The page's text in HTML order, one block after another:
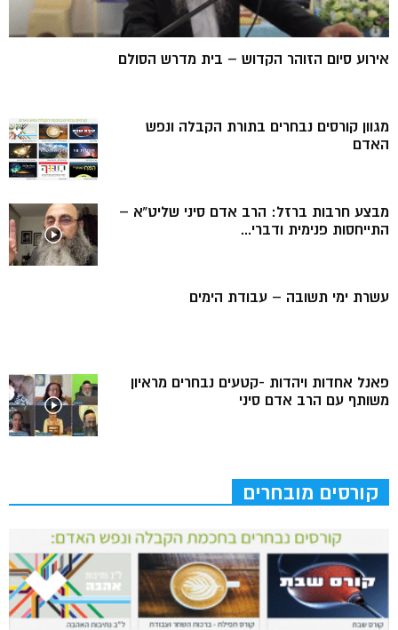
אירוע סיום הזוהר הקדוש – בית מדרש הסולם
מגוון קורסים נבחרים בתורת הקבלה ונפש
האדם
מבצע חרבות ברזל: הרב אדם סיני שליט”א –
התייחסות פנימית ודברי...
עשרת ימי תשובה – עבודת הימים
פאנל אחדות ויהדות -קטעים נבחרים מראיון
משותף עם הרב אדם סיני
קורסים מובחרים